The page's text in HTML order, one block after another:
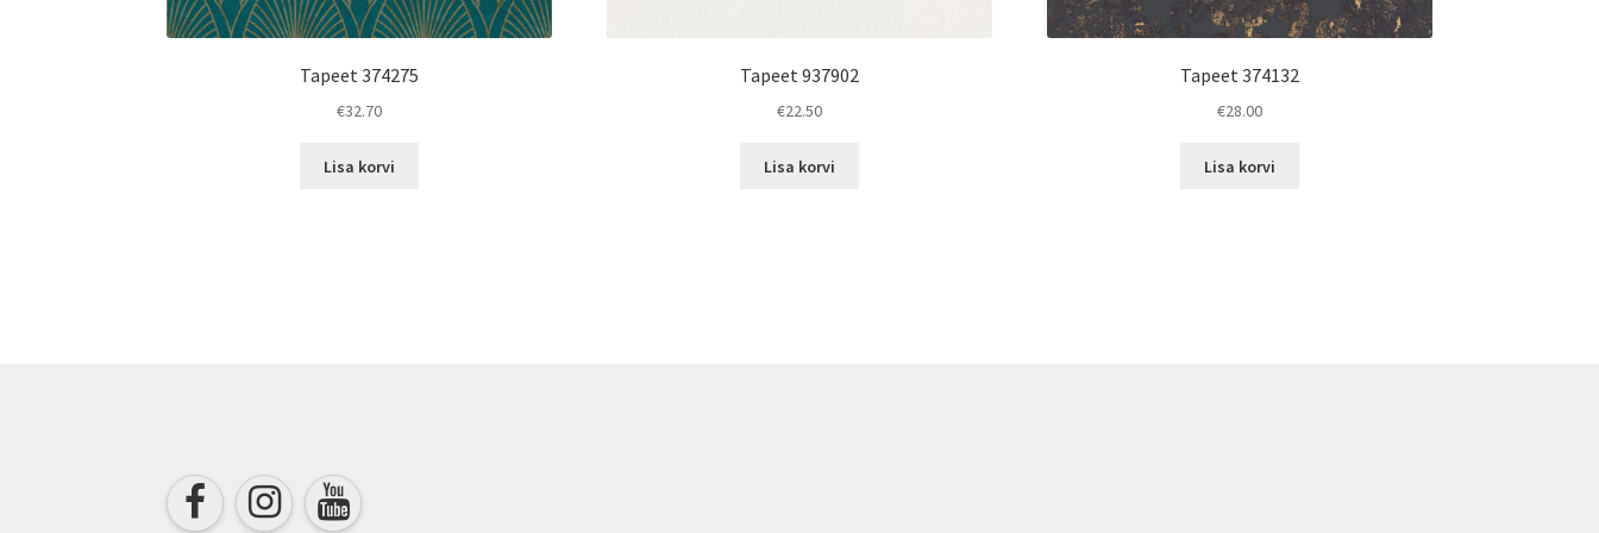
Tapeet 374275
€32.70
Lisa korvi
Tapeet 937902
€22.50
Lisa korvi
Tapeet 374132
€28.00
Lisa korvi